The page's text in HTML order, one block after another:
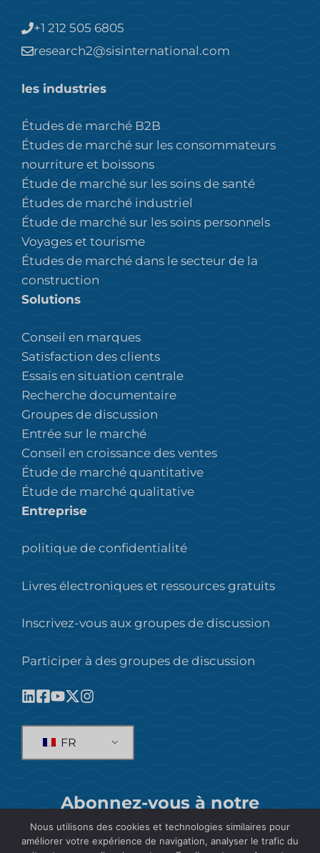
+1 212 505 6805
research2@sisinternational.com
les industries
Études de marché B2B
Études de marché sur les consommateurs
nourriture et boissons
Étude de marché sur les soins de santé
Études de marché industriel
Étude de marché sur les soins personnels
Voyages et tourisme
Études de marché dans le secteur de la
construction
Solutions
Conseil en marques
Satisfaction des clients
Essais en situation centrale
Recherche documentaire
Groupes de discussion
Entrée sur le marché
Conseil en croissance des ventes
Étude de marché quantitative
Étude de marché qualitative
Entreprise
politique de confidentialité
Livres électroniques et ressources gratuits
Inscrivez-vous aux groupes de discussion
Participer à des groupes de discussion
FR
Abonnez-vous à notre
newsletter !
Nous utilisons des cookies et technologies similaires pour
améliorer votre expérience de navigation, analyser le trafic du